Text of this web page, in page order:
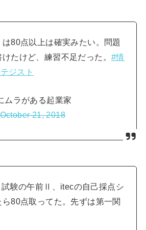
80点以上は確実みたい。問題
たけど、練習不足だった。#情
ジスト
ラがある起業家
October 21, 2018
試験の午前Ⅱ、itecの自己採点シ
80点取ってた。先ずは第一関